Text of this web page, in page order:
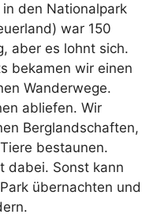
den Nationalpark
war 150
aber es lohnt sich.
bekamen wir einen
Wanderwege.
abliefen. Wir
Berglandschaften,
bestaunen.
dabei. Sonst kann
übernachten und